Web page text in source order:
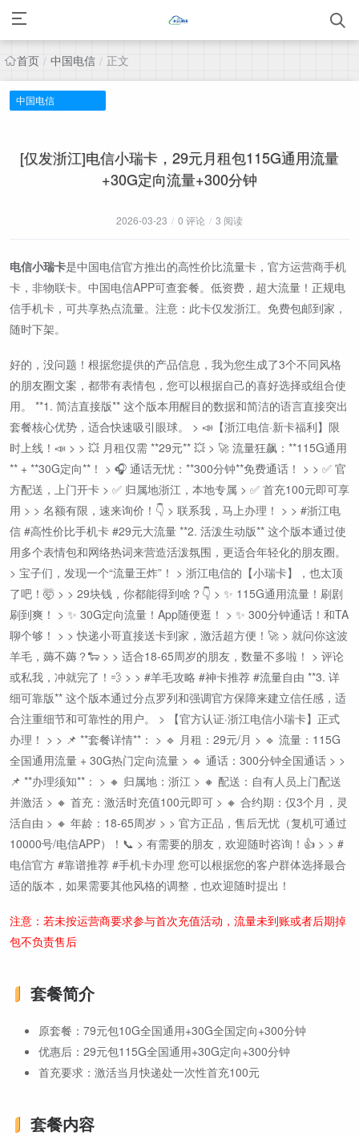
首页 / 中国电信 / 正文
中国电信
[仅发浙江]电信小瑞卡，29元月租包115G通用流量
+30G定向流量+300分钟
2026-03-23 / 0 评论 / 3 阅读
电信小瑞卡是中国电信官方推出的高性价比流量卡，官方运营商手机
卡，非物联卡。中国电信APP可查套餐。低资费，超大流量！正规电
信手机卡，可共享热点流量。注意：此卡仅发浙江。免费包邮到家，
随时下架。
好的，没问题！根据您提供的产品信息，我为您生成了3个不同风格
的朋友圈文案，都带有表情包，您可以根据自己的喜好选择或组合使
用。 **1. 简洁直接版** 这个版本用醒目的数据和简洁的语言直接突出
套餐核心优势，适合快速吸引眼球。 > 📣【浙江电信·新卡福利】限
时上线！📣 > > 💥 月租仅需 **29元** 💥 > 🚀 流量狂飙：**115G通用
** + **30G定向**！ > 🎧 通话无忧：**300分钟**免费通话！ > > ✅ 官
方配送，上门开卡 > ✅ 归属地浙江，本地专属 > ✅ 首充100元即可享
用 > > 名额有限，速来询价！👇 > 联系我，马上办理！ > > #浙江电
信 #高性价比手机卡 #29元大流量 **2. 活泼生动版** 这个版本通过使
用多个表情包和网络热词来营造活泼氛围，更适合年轻化的朋友圈。
> 宝子们，发现一个“流量王炸”！ > 浙江电信的【小瑞卡】，也太顶
了吧！🤯 > > 29块钱，你都能得到啥？👇 > ✨ 115G通用流量！刷剧
刷到爽！ > ✨ 30G定向流量！App随便逛！ > ✨ 300分钟通话！和TA
聊个够！ > > 快递小哥直接送卡到家，激活超方便！🚀 > 就问你这波
羊毛，薅不薅？🐑 > > 适合18-65周岁的朋友，数量不多啦！ > 评论
或私我，冲就完了！💨 > > #羊毛攻略 #神卡推荐 #流量自由 **3. 详
细可靠版** 这个版本通过分点罗列和强调官方保障来建立信任感，适
合注重细节和可靠性的用户。 > 【官方认证·浙江电信小瑞卡】正式
办理！ > > 📌 **套餐详情**： > 🔹 月租：29元/月 > 🔹 流量：115G
全国通用流量 + 30G热门定向流量 > 🔹 通话：300分钟全国通话 > >
📌 **办理须知**： > 🔸 归属地：浙江 > 🔸 配送：自有人员上门配送
并激活 > 🔸 首充：激活时充值100元即可 > 🔸 合约期：仅3个月，灵
活自由 > 🔸 年龄：18-65周岁 > > 官方正品，售后无忧（复机可通过
10000号/电信APP）！📞 > 有需要的朋友，欢迎随时咨询！👍 > > #
电信官方 #靠谱推荐 #手机卡办理 您可以根据您的客户群体选择最合
适的版本，如果需要其他风格的调整，也欢迎随时提出！
注意：若未按运营商要求参与首次充值活动，流量未到账或者后期掉
包不负责售后
套餐简介
原套餐：79元包10G全国通用+30G全国定向+300分钟
优惠后：29元包115G全国通用+30G定向+300分钟
首充要求：激活当月快递处一次性首充100元
套餐内容